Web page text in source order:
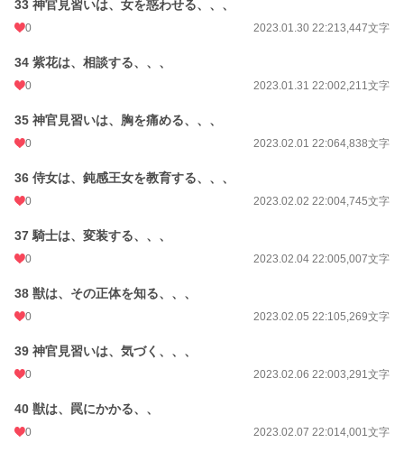
33 神官見習いは、女を惑わせる、、、
0 2023.01.30 22:213,447文字
34 紫花は、相談する、、、
0 2023.01.31 22:002,211文字
35 神官見習いは、胸を痛める、、、
0 2023.02.01 22:064,838文字
36 侍女は、鈍感王女を教育する、、、
0 2023.02.02 22:004,745文字
37 騎士は、変装する、、、
0 2023.02.04 22:005,007文字
38 獣は、その正体を知る、、、
0 2023.02.05 22:105,269文字
39 神官見習いは、気づく、、、
0 2023.02.06 22:003,291文字
40 獣は、罠にかかる、、
0 2023.02.07 22:014,001文字